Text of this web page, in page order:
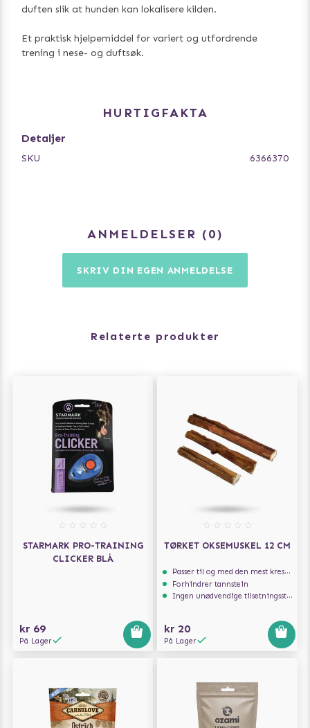
duften slik at hunden kan lokalisere kilden.
Et praktisk hjelpemiddel for variert og utfordrende
trening i nese- og duftsøk.
HURTIGFAKTA
Detaljer
SKU 6366370
ANMELDELSER 0
SKRIV DIN EGEN ANMELDELSE
Relaterte produkter
STARMARK PRO-TRAINING
CLICKER BLÅ
kr 69
På Lager
TØRKET OKSEMUSKEL 12 CM
Passer til og med den mest kresne hunden
Forhindrer tannstein
Ingen unødvendige tilsetningsstoffer
kr 20
På Lager